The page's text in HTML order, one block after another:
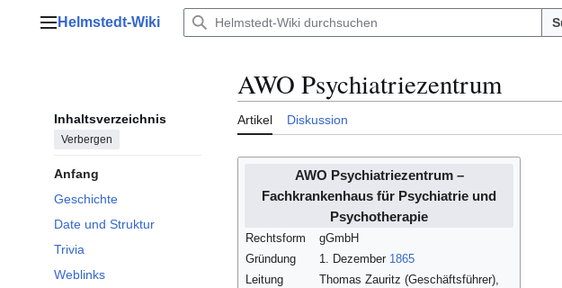
Hauptmenü
Helmstedt-Wiki
Inhaltsverzeichnis
Verbergen
Anfang
Geschichte
Date und Struktur
Trivia
Weblinks
AWO Psychiatriezentrum
Artikel Diskussion
AWO Psychiatriezentrum –
Fachkrankenhaus für Psychiatrie und
Psychotherapie
Rechtsform
gGmbH
Gründung
1. Dezember 1865
Leitung
Thomas Zauritz (Geschäftsführer),